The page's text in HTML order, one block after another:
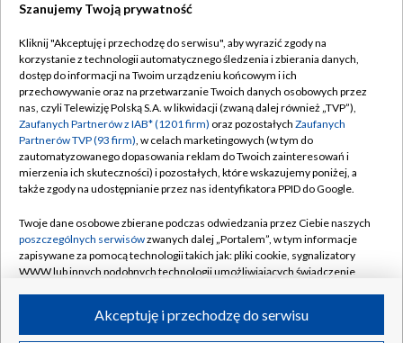
TVP
Abonament TVP
Emisja w TVP
Centrum informacji TVP
Naziemna Telewizja Cyfrowa
Rada Programowa
System NOS
Informacje o nadawcy
Program dla prasy
Regulamin TVP
Polityka prywatności
Moje zgody
Pomoc
Kontakt
Kanały
Szanujemy Twoją prywatność
Kliknij "Akceptuję i przechodzę do serwisu", aby wyrazić zgody na
korzystanie z technologii automatycznego śledzenia i zbierania danych,
dostęp do informacji na Twoim urządzeniu końcowym i ich
przechowywanie oraz na przetwarzanie Twoich danych osobowych przez
nas, czyli Telewizję Polską S.A. w likwidacji (zwaną dalej również „TVP”),
Zaufanych Partnerów z IAB* (1201 firm) oraz pozostałych Zaufanych
Partnerów TVP (93 firm), w celach marketingowych (w tym do
zautomatyzowanego dopasowania reklam do Twoich zainteresowań i
mierzenia ich skuteczności) i pozostałych, które wskazujemy poniżej, a
także zgody na udostępnianie przez nas identyfikatora PPID do Google.
Twoje dane osobowe zbierane podczas odwiedzania przez Ciebie naszych
poszczególnych serwisówzwanych dalej „Portalem”, w tym informacje
zapisywane za pomocą technologii takich jak: pliki cookie, sygnalizatory
WWW lub innych podobnych technologii umożliwiających świadczenie
ruchu w Internecie.Akceptuję i przechodzę do serwisu